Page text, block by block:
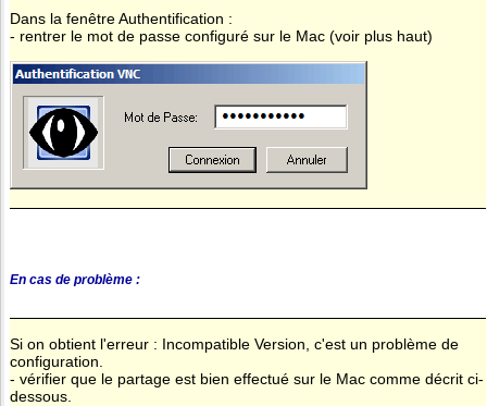
Dans la fenêtre Authentification :
- rentrer le mot de passe configuré sur le Mac (voir plus haut)
En cas de problème :
Si on obtient l'erreur : Incompatible Version, c'est un problème de
configuration.
- vérifier que le partage est bien effectué sur le Mac comme décrit ci-
dessous.